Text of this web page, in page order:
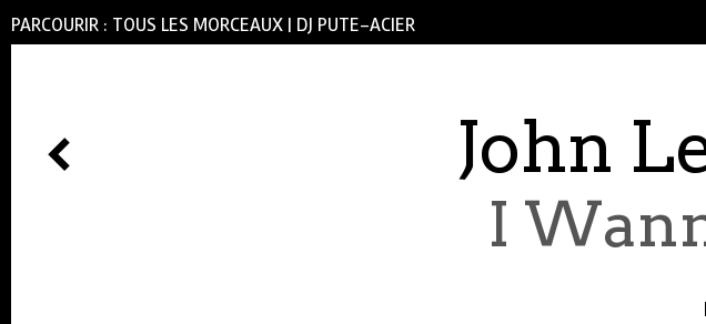
PARCOURIR : TOUS LES MORCEAUX | DJ PUTE-ACIER
John
I